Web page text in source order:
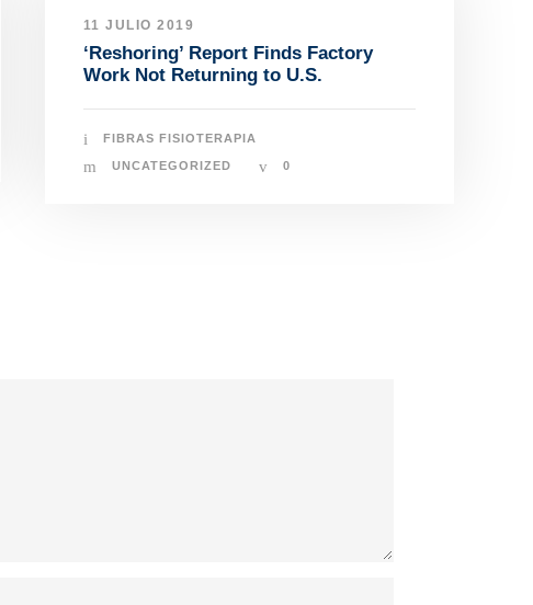
11 JULIO 2019
‘Reshoring’ Report Finds Factory
Work Not Returning to U.S.
FIBRAS FISIOTERAPIA
UNCATEGORIZED 0